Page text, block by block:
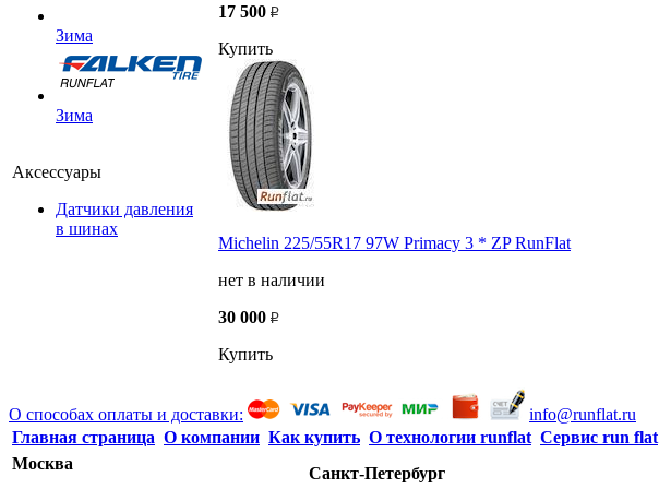
Зима
Зима
Аксессуары
Датчики давления
в шинах
17 500
Купить
Michelin 225/55R17 97W Primacy 3 * ZP RunFlat
нет в наличии
30 000
Купить
О способах оплаты и доставки:
info@runflat.ru
Главная страница О компании Как купить О технологии runflat Сервис run flat
Москва
Санкт-Петербург